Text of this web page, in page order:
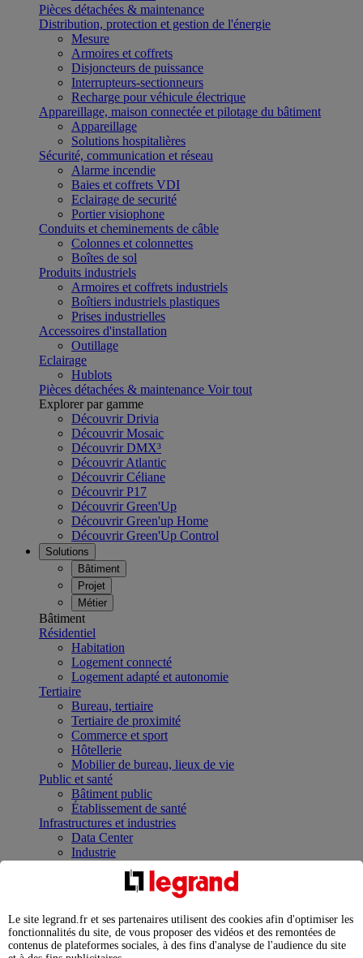
Pièces détachées & maintenance
Distribution, protection et gestion de l'énergie
Mesure
Armoires et coffrets
Disjoncteurs de puissance
Interrupteurs-sectionneurs
Recharge pour véhicule électrique
Appareillage, maison connectée et pilotage du bâtiment
Appareillage
Solutions hospitalières
Sécurité, communication et réseau
Alarme incendie
Baies et coffrets VDI
Eclairage de securité
Portier visiophone
Conduits et cheminements de câble
Colonnes et colonnettes
Boîtes de sol
Produits industriels
Armoires et coffrets industriels
Boîtiers industriels plastiques
Prises industrielles
Accessoires d'installation
Outillage
Eclairage
Hublots
Pièces détachées & maintenance Voir tout
Explorer par gamme
Découvrir Drivia
Découvrir Mosaic
Découvrir DMX³
Découvrir Atlantic
Découvrir Céliane
Découvrir P17
Découvrir Green'Up
Découvrir Green'up Home
Découvrir Green'Up Control
Solutions
Bâtiment
Projet
Métier
Bâtiment
Résidentiel
Habitation
Logement connecté
Logement adapté et autonomie
Tertiaire
Bureau, tertiaire
Tertiaire de proximité
Commerce et sport
Hôtellerie
Mobilier de bureau, lieux de vie
Public et santé
Bâtiment public
Établissement de santé
Infrastructures et industries
Data Center
Industrie
Infrastructures
Contrôler et planifier le fonctionnement des appareils
Répartir et optimiser son tableau électrique
Legrand Data Center Solutions : concentrer les
expertises au service de vos performances
Le site legrand.fr et ses partenaires utilisent des cookies afin d'optimiser les
fonctionnalités du site, de vous proposer des vidéos et des remontées de
contenus de plateformes sociales, à des fins d'analyse de l'audience du site